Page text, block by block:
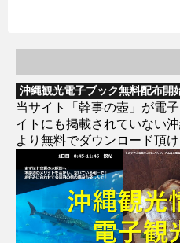
沖縄観光電子ブック無料配布開
当サイト「幹事の壺」が電
イトにも掲載されていない
より無料でダウンロード頂け